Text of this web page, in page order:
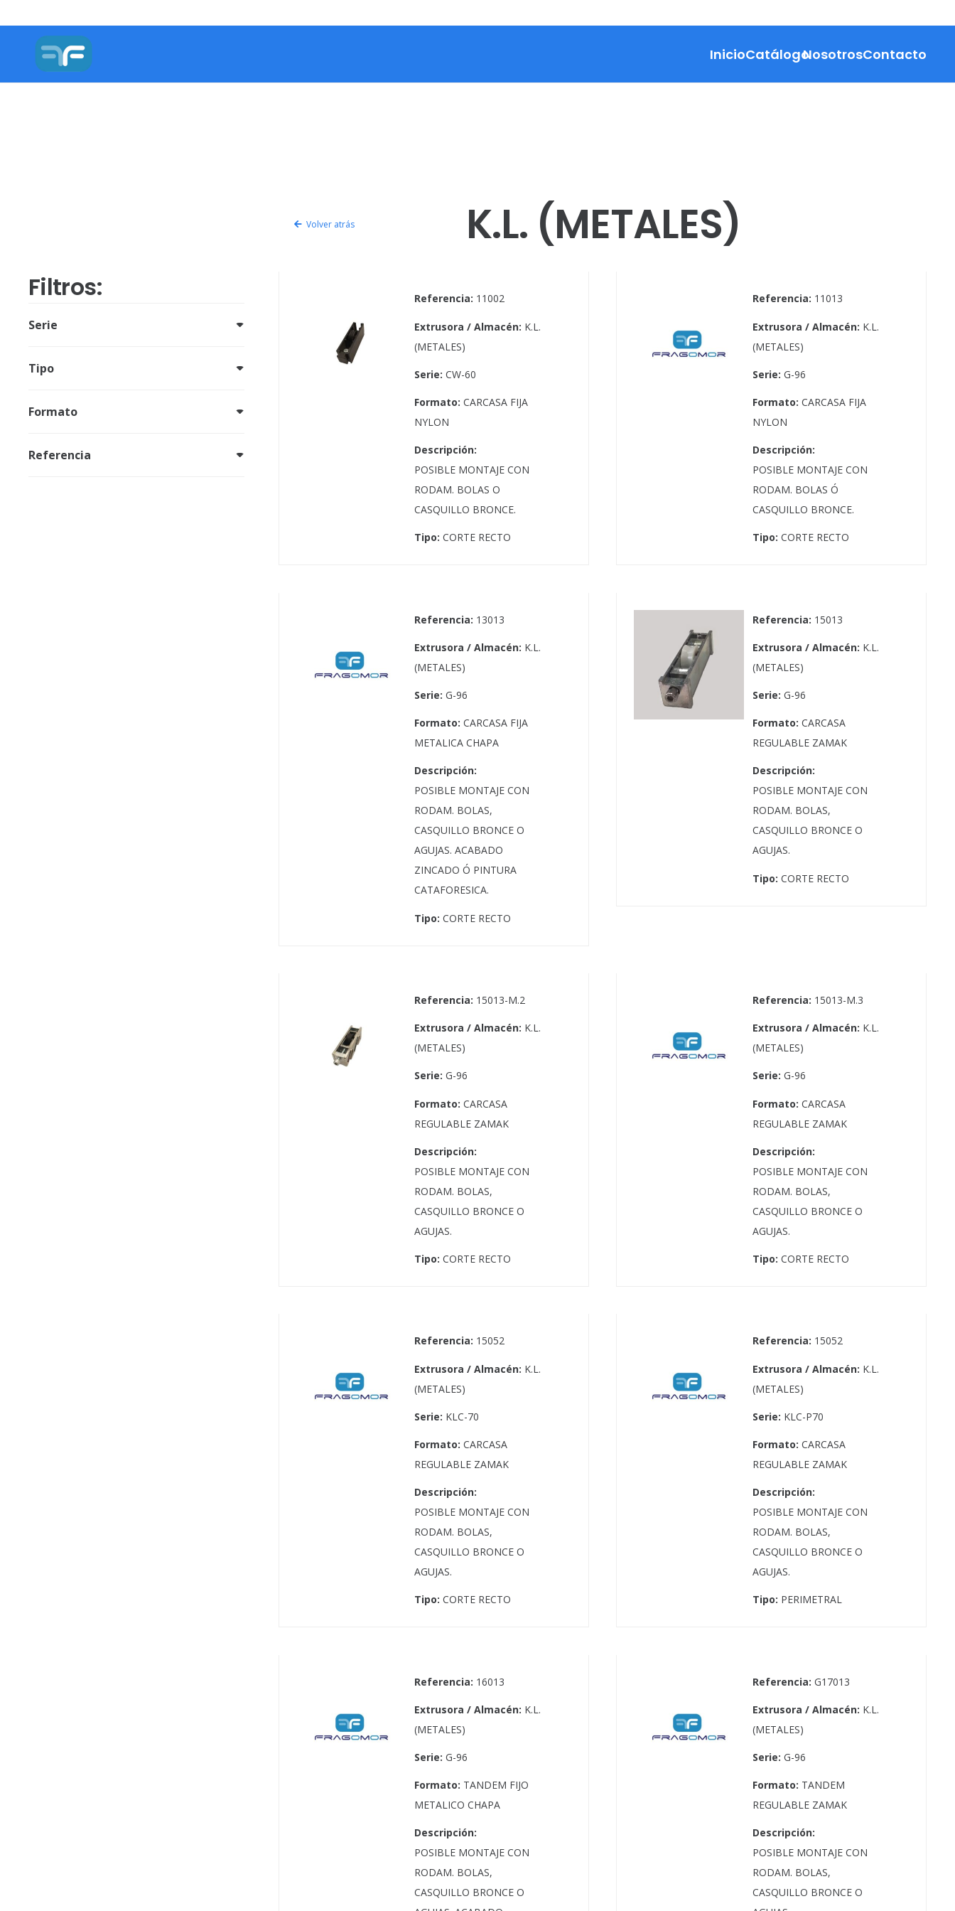
InicioCatálogoNosotrosContacto
Volver atrás K.L. (METALES)
Filtros:
Serie
Tipo
Formato
Referencia
Referencia: 11002
Extrusora / Almacén: K.L.
(METALES)
Serie:CW-60
Formato:CARCASA FIJA
NYLON
Descripción:
POSIBLE MONTAJE CON
RODAM. BOLAS O
CASQUILLO BRONCE.
Tipo:CORTE RECTO
Referencia: 11013
Extrusora / Almacén: K.L.
(METALES)
Serie: G-96
Formato: CARCASA FIJA
NYLON
Descripción:
POSIBLE MONTAJE CON
RODAM. BOLAS Ó
CASQUILLO BRONCE.
Tipo: CORTE RECTO
Referencia: 13013
Extrusora / Almacén: K.L.
(METALES)
Serie:G-96
Formato:CARCASA FIJA
METALICA CHAPA
Descripción:
POSIBLE MONTAJE CON
RODAM. BOLAS,
CASQUILLO BRONCE O
AGUJAS. ACABADO
ZINCADO Ó PINTURA
CATAFORESICA.
Tipo:CORTE RECTO
Referencia: 15013
Extrusora / Almacén: K.L.
(METALES)
Serie: G-96
Formato: CARCASA
REGULABLE ZAMAK
Descripción:
POSIBLE MONTAJE CON
RODAM. BOLAS,
CASQUILLO BRONCE O
AGUJAS.
Tipo: CORTE RECTO
Referencia: 15013-M.2
Extrusora / Almacén: K.L.
(METALES)
Serie:G-96
Formato:CARCASA
REGULABLE ZAMAK
Descripción:
POSIBLE MONTAJE CON
RODAM. BOLAS,
CASQUILLO BRONCE O
AGUJAS.
Tipo:CORTE RECTO
Referencia: 15013-M.3
Extrusora / Almacén: K.L.
(METALES)
Serie: G-96
Formato: CARCASA
REGULABLE ZAMAK
Descripción:
POSIBLE MONTAJE CON
RODAM. BOLAS,
CASQUILLO BRONCE O
AGUJAS.
Tipo: CORTE RECTO
Referencia: 15052
Extrusora / Almacén: K.L.
(METALES)
Serie: KLC-70
Formato:CARCASA
REGULABLE ZAMAK
Descripción:
POSIBLE MONTAJE CON
RODAM. BOLAS,
CASQUILLO BRONCE O
AGUJAS.
Tipo:CORTE RECTO
Referencia: 15052
Extrusora / Almacén: K.L.
(METALES)
Serie: KLC-P70
Formato: CARCASA
REGULABLE ZAMAK
Descripción:
POSIBLE MONTAJE CON
RODAM. BOLAS,
CASQUILLO BRONCE O
AGUJAS.
Tipo: PERIMETRAL
Referencia: 16013
Extrusora / Almacén: K.L.
(METALES)
Serie:G-96
Formato: TANDEM FIJO
METALICO CHAPA
Descripción:
POSIBLE MONTAJE CON
RODAM. BOLAS,
CASQUILLO BRONCE O
Referencia: G17013
Extrusora / Almacén: K.L.
(METALES)
Serie: G-96
Formato: TANDEM
REGULABLE ZAMAK
Descripción:
POSIBLE MONTAJE CON
RODAM. BOLAS,
CASQUILLO BRONCE O